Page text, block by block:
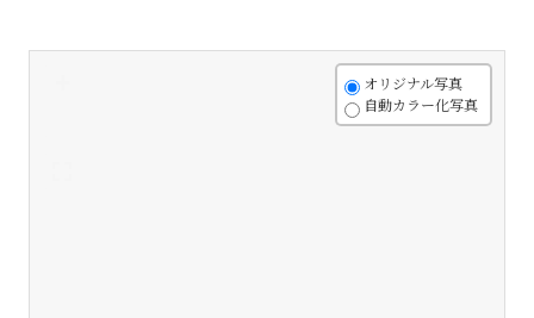
オリジナル写真
自動カラー化写真